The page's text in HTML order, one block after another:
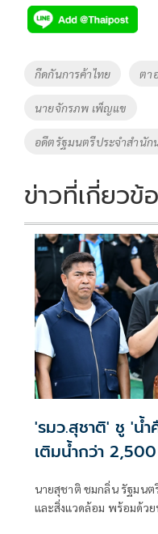
e
b
o
o
k
tt
er
p
y
k
Tags
กีดกันการค้าไทย ตา
นายจักรภพ เพ็ญแข
อดีตรัฐมนตรีประจำสำนัก
ข่าวที่เกี่ยวข้
'รมว.สุชาติ' ชู 'น้
เติมน้ำกว่า
ออกของไทย พร้อ
นายสุชาติ ชมกลิ่น รัฐมนต
และสิ่งแวดล้อม พร้อมด้ว